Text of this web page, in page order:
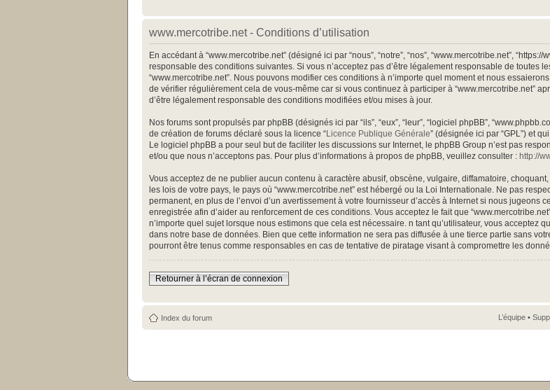
www.mercotribe.net - Conditions d’utilisation
En accédant à “www.mercotribe.net” (désigné ici par “nous”, “notre”, “nos”, “www.mercotribe.net”,
responsable des conditions suivantes. Si vous n’acceptez pas d’être légalement responsable de toutes
“www.mercotribe.net”. Nous pouvons modifier ces conditions à n’importe quel moment et nous
de vérifier régulièrement cela de vous-même car si vous continuez à participer à “www.mercotribe.net”
d’être légalement responsable des conditions modifiées et/ou mises à jour.
Nos forums sont propulsés par phpBB (désignés ici par “ils”, “eux”, “leur”, “logiciel phpBB”,
de création de forums déclaré sous la licence “Licence Publique Générale” (désignée ici par “GPL”) et
Le logiciel phpBB a pour seul but de faciliter les discussions sur Internet, le phpBB Group n’est pas
et/ou que nous n’acceptons pas. Pour plus d’informations à propos de phpBB, veuillez consulter : http://
Vous acceptez de ne publier aucun contenu à caractère abusif, obscène, vulgaire, diffamatoire,
les lois de votre pays, le pays où “www.mercotribe.net” est hébergé ou la Loi Internationale. Ne pas
permanent, en plus de l’envoi d’un avertissement à votre fournisseur d’accès à Internet si nous jugeons
enregistrée afin d’aider au renforcement de ces conditions. Vous acceptez le fait que
n’importe quel sujet lorsque nous estimons que cela est nécessaire. n tant qu’utilisateur, vous acceptez
dans notre base de données. Bien que cette information ne sera pas diffusée à une tierce partie sans
pourront être tenus comme responsables en cas de tentative de piratage visant à compromettre les
Retourner à l’écran de connexion
Index du forum L’équipe •